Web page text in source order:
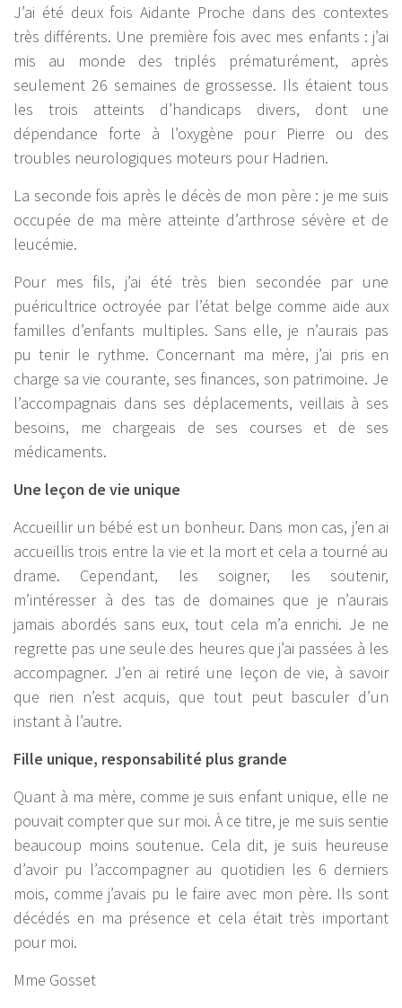
J’ai été deux fois Aidante Proche dans des contextes
très différents. Une première fois avec mes enfants : j’ai
mis au monde des triplés prématurément, après
seulement 26 semaines de grossesse. Ils étaient tous
les trois atteints d’handicaps divers, dont une
dépendance forte à l’oxygène pour Pierre ou des
troubles neurologiques moteurs pour Hadrien.
La seconde fois après le décès de mon père : je me suis
occupée de ma mère atteinte d’arthrose sévère et de
leucémie.
Pour mes fils, j’ai été très bien secondée par une
puéricultrice octroyée par l’état belge comme aide aux
familles d’enfants multiples. Sans elle, je n’aurais pas
pu tenir le rythme. Concernant ma mère, j’ai pris en
charge sa vie courante, ses finances, son patrimoine. Je
l’accompagnais dans ses déplacements, veillais à ses
besoins, me chargeais de ses courses et de ses
médicaments.
Une leçon de vie unique
Accueillir un bébé est un bonheur. Dans mon cas, j’en ai
accueillis trois entre la vie et la mort et cela a tourné au
drame. Cependant, les soigner, les soutenir,
m’intéresser à des tas de domaines que je n’aurais
jamais abordés sans eux, tout cela m’a enrichi. Je ne
regrette pas une seule des heures que j’ai passées à les
accompagner. J’en ai retiré une leçon de vie, à savoir
que rien n’est acquis, que tout peut basculer d’un
instant à l’autre.
Fille unique, responsabilité plus grande
Quant à ma mère, comme je suis enfant unique, elle ne
pouvait compter que sur moi. À ce titre, je me suis sentie
beaucoup moins soutenue. Cela dit, je suis heureuse
d’avoir pu l’accompagner au quotidien les 6 derniers
mois, comme j’avais pu le faire avec mon père. Ils sont
décédés en ma présence et cela était très important
pour moi.
Mme Gosset